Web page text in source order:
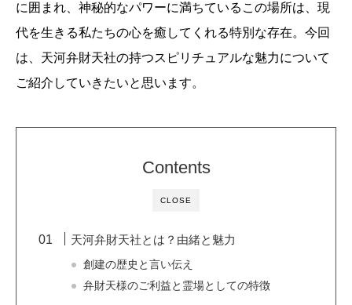
に囲まれ、神秘的なパワーに満ちているこの場所は、現
代を生きる私たちの心を癒してくれる特別な存在。今回
は、天河弁財天社の持つスピリチュアルな魅力について
ご紹介していきたいと思います。
CLOSE
Contents
天河弁財天社とは？由緒と魅力
創建の歴史と言い伝え
弁財天様のご利益と霊場としての特徴